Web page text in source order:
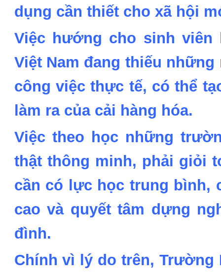
dụng cần thiết cho xã hội
Việc hướng cho sinh
Việt Nam đang thiếu
công việc thực tế, có thể
làm ra của cải hàng hóa.
Việc theo học những
thật thông minh, phải giỏi
cần có lực học trung bình,
cao và quyết tâm dựng
đình.
Chính vì lý do trên,